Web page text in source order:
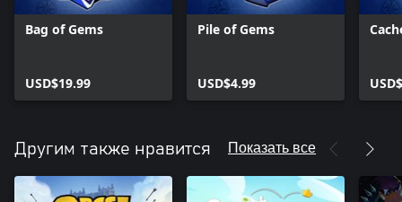
Bag of Gems
USD$19.99
Pile of Gems
USD$4.99
Другим также нравится Показать все